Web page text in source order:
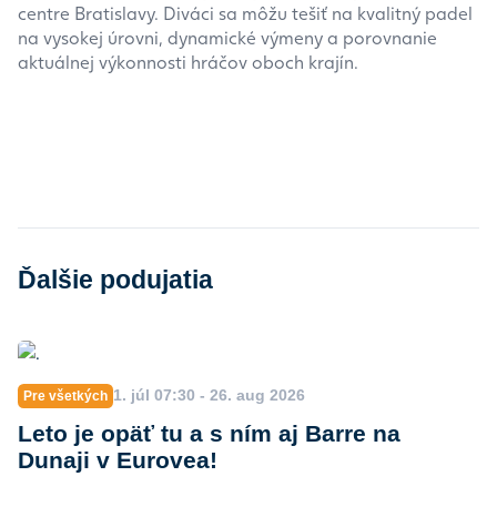
centre Bratislavy. Diváci sa môžu tešiť na kvalitný padel
na vysokej úrovni, dynamické výmeny a porovnanie
aktuálnej výkonnosti hráčov oboch krajín.
Ďalšie podujatia
Pre všetkých 1. júl 07:30 - 26. aug 2026
Leto je opäť tu a s ním aj Barre na
Dunaji v Eurovea!